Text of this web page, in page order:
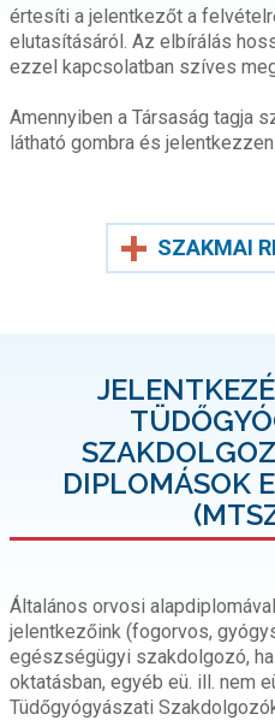
értesíti a jelentkezőt a
elutasításáról. Az elbírálás
ezzel kapcsolatban szíves
Amennyiben a Társaság tagja
látható gombra és
SZAKMAI
DIPLOMÁSOK
Általános orvosi
jelentkezőink (fogorvos,
egészségügyi szakdolgozó,
oktatásban, egyéb eü. ill. nem
Tüdőgyógyászati